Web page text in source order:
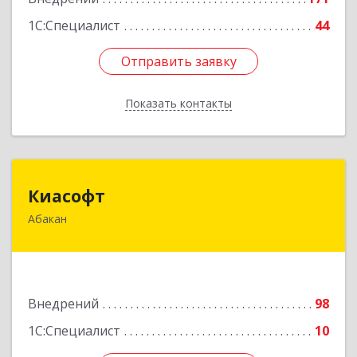
1С:Специалист
44
Отправить заявку
Показать контакты
Отправить заявку
Назад
Киасофт
Абакан
Внедрений
98
1С:Специалист
10
655017, Хакасия Респ, Абакан г, Ивана Ярыгина